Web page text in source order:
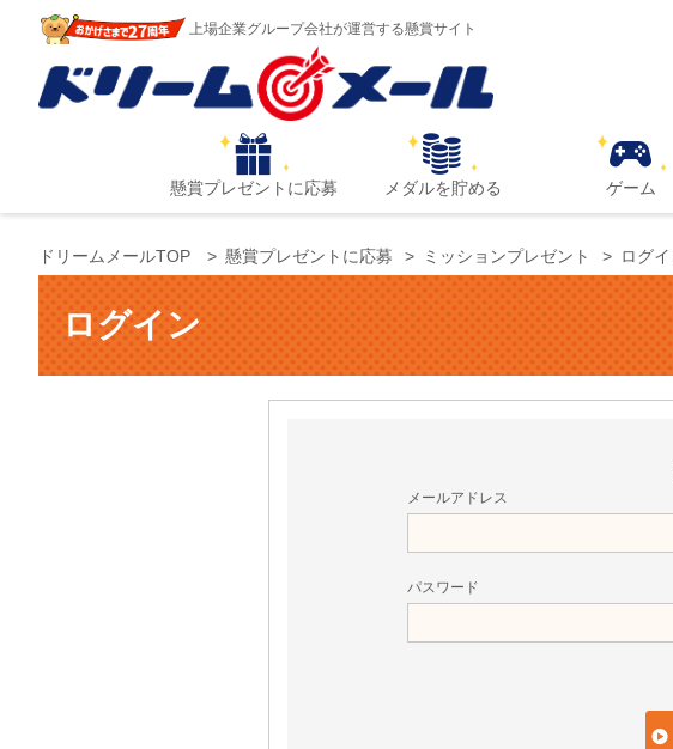
上場企業グループ会社が運営する懸賞サイト
懸賞プレゼントに応募 メダルを貯める ゲーム
ドリームメールTOP 懸賞プレゼントに応募 ミッションプレゼント ログ
ログイン
メールアドレス
パスワード